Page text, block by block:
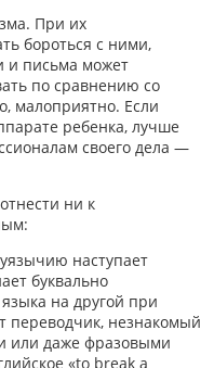
При их
бороться с ними,
и письма может
по сравнению со
малоприятно. Если
ребенка, лучше
своего дела —
ни к
наступает
буквально
на другой при
незнакомый
или даже фразовыми
«to break a